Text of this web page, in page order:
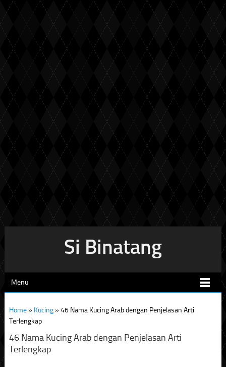
Si Binatang
Menu
Home» Kucing» 46 Nama Kucing Arab dengan Penjelasan Arti
Terlengkap
46 Nama Kucing Arab dengan Penjelasan Arti
Terlengkap